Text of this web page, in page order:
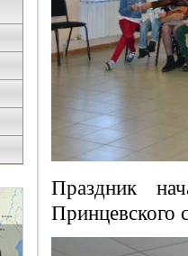
Праздник
Принцевского